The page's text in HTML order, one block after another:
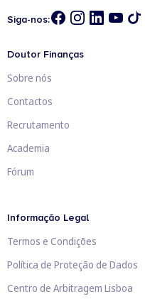
Siga-nos:
Doutor Finanças
Sobre nós
Contactos
Recrutamento
Academia
Fórum
Informação Legal
Termos e Condições
Política de Proteção de Dados
Centro de Arbitragem Lisboa